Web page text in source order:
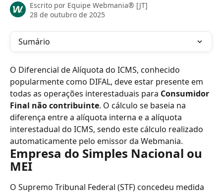
Escrito por Equipe Webmania® [JT]
28 de outubro de 2025
Sumário
O Diferencial de Alíquota do ICMS, conhecido
popularmente como DIFAL, deve estar presente em
todas as operações interestaduais para Consumidor
Final não contribuinte. O cálculo se baseia na
diferença entre a alíquota interna e a alíquota
interestadual do ICMS, sendo este cálculo realizado
automaticamente pelo emissor da Webmania.
Empresa do Simples Nacional ou
MEI
O Supremo Tribunal Federal (STF) concedeu medida